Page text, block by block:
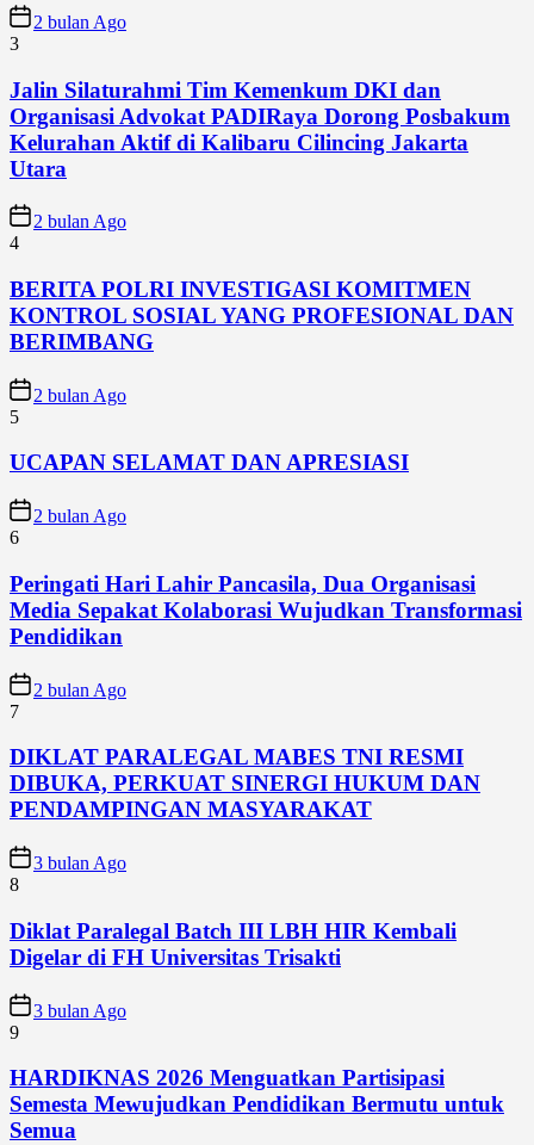
2 bulan Ago
3
Jalin Silaturahmi Tim Kemenkum DKI dan
Organisasi Advokat PADIRaya Dorong Posbakum
Kelurahan Aktif di Kalibaru Cilincing Jakarta
Utara
2 bulan Ago
4
BERITA POLRI INVESTIGASI KOMITMEN
KONTROL SOSIAL YANG PROFESIONAL DAN
BERIMBANG
2 bulan Ago
5
UCAPAN SELAMAT DAN APRESIASI
2 bulan Ago
6
Peringati Hari Lahir Pancasila, Dua Organisasi
Media Sepakat Kolaborasi Wujudkan Transformasi
Pendidikan
2 bulan Ago
7
DIKLAT PARALEGAL MABES TNI RESMI
DIBUKA, PERKUAT SINERGI HUKUM DAN
PENDAMPINGAN MASYARAKAT
3 bulan Ago
8
Diklat Paralegal Batch III LBH HIR Kembali
Digelar di FH Universitas Trisakti
3 bulan Ago
9
HARDIKNAS 2026 Menguatkan Partisipasi
Semesta Mewujudkan Pendidikan Bermutu untuk
Semua